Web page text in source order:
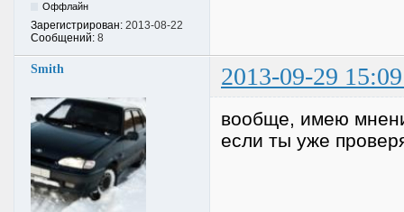
Оффлайн
Зарегистрирован: 2013-08-22
Сообщений: 8
Smith 2013-09-29
вообще, имею
если ты уже